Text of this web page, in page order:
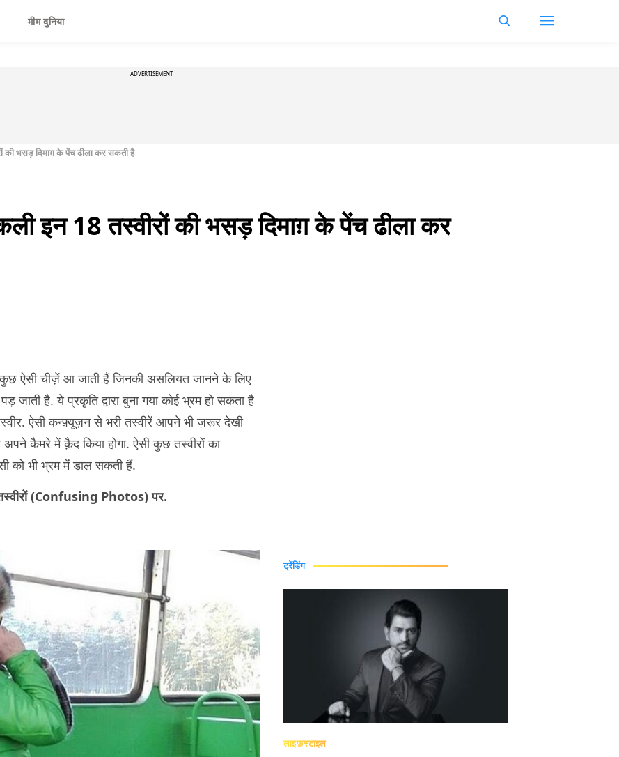
मीम दुनिया
ADVERTISEMENT
की भसड़ दिमाग़ के पेंच ढीला कर सकती है
इन 18 तस्वीरों की भसड़ दिमाग़ के पेंच ढीला कर
कुछ ऐसी चीज़ें आ जाती हैं जिनकी असलियत जानने के लिए
है. ये प्रकृति द्वारा बुना गया कोई भ्रम हो सकता है
ऐसी कन्फ़्यूज़न से भरी तस्वीरें आपने भी ज़रूर देखी
कैमरे में क़ैद किया होगा. ऐसी कुछ तस्वीरों का
को भी भ्रम में डाल सकती हैं.
(Confusing Photos) पर.
ट्रेंडिंग
लाइफ़स्टाइल